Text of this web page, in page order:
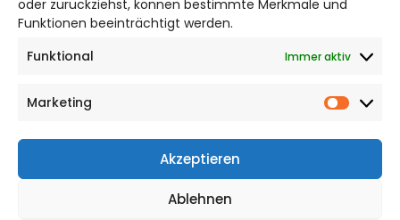
oder zurückziehst, können bestimmte Merkmale und
Funktionen beeinträchtigt werden.
Funktional
Immer aktiv
Marketing
Akzeptieren
Ablehnen
BRAUNSCHWEIG
Impressum
Cookie Richtlinie
CITYLIFE! BEI FACEBOOK